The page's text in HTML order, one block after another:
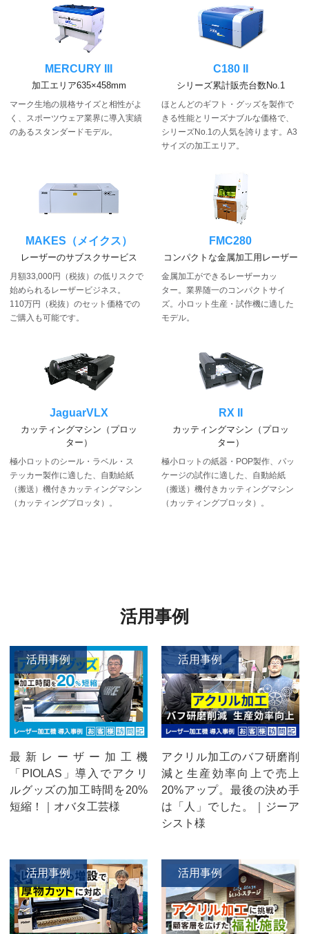
MERCURY III
加工エリア635×458mm
マーク生地の規格サイズと相性がよ
く、スポーツウェア業界に導入実績
のあるスタンダードモデル。
C180 II
シリーズ累計販売台数No.1
ほとんどのギフト・グッズを製作で
きる性能とリーズナブルな価格で、
シリーズNo.1の人気を誇ります。A3
サイズの加工エリア。
MAKES（メイクス）
レーザーのサブスクサービス
月額33,000円（税抜）の低リスクで
始められるレーザービジネス。
110万円（税抜）のセット価格での
ご購入も可能です。
FMC280
コンパクトな金属加工用レーザー
金属加工ができるレーザーカッ
ター。業界随一のコンパクトサイ
ズ。小ロット生産・試作機に適した
モデル。
JaguarVLX
カッティングマシン（プロッ
ター）
極小ロットのシール・ラベル・ス
テッカー製作に適した、自動給紙
（搬送）機付きカッティングマシン
（カッティングプロッタ）。
RX II
カッティングマシン（プロッ
ター）
極小ロットの紙器・POP製作、パッ
ケージの試作に適した、自動給紙
（搬送）機付きカッティングマシン
（カッティングプロッタ）。
活用事例
活用事例
最新レーザー加工機
「PIOLAS」導入でアクリ
ルグッズの加工時間を20%
短縮！｜オバタ工芸様
活用事例
アクリル加工のバフ研磨削
減と生産効率向上で売上
20%アップ。最後の決め手
は「人」でした。｜ジーア
シスト様
活用事例 活用事例